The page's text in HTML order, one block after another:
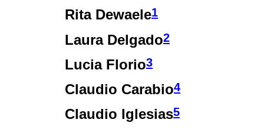
Rita Dewaele1
Laura Delgado2
Lucia Florio3
Claudio Carabio4
Claudio Iglesias5